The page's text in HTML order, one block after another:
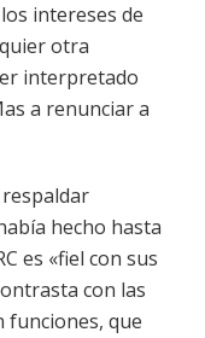
intereses de
otra
interpretado
a renunciar a
hecho hasta
es «fiel con sus
con las
funciones, que